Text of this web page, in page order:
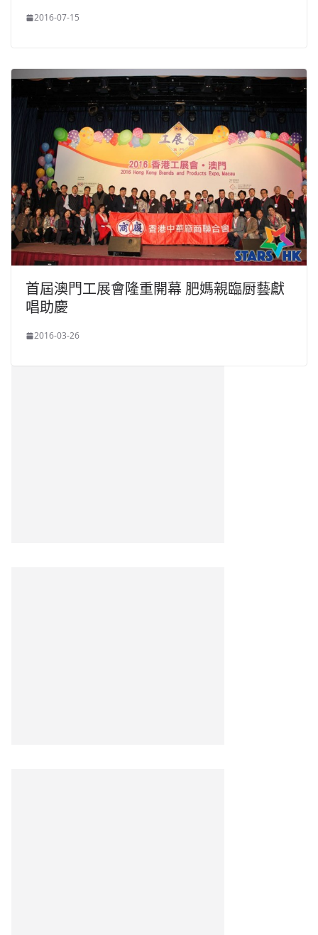
2016-07-15
首屆澳門工展會隆重開幕 肥媽親臨厨藝獻
唱助慶
2016-03-26